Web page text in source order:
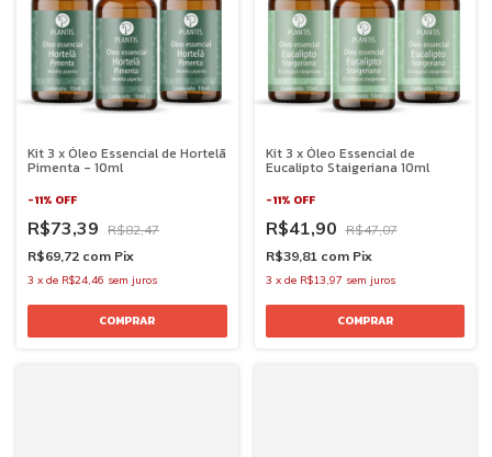
Kit 3 x Óleo Essencial de Hortelã
Pimenta - 10ml
-11% OFF
R$73,39 R$82,47
R$69,72 com Pix
3 x de R$24,46 sem juros
Kit 3 x Óleo Essencial de
Eucalipto Staigeriana 10ml
-11% OFF
R$41,90 R$47,07
R$39,81 com Pix
3 x de R$13,97 sem juros